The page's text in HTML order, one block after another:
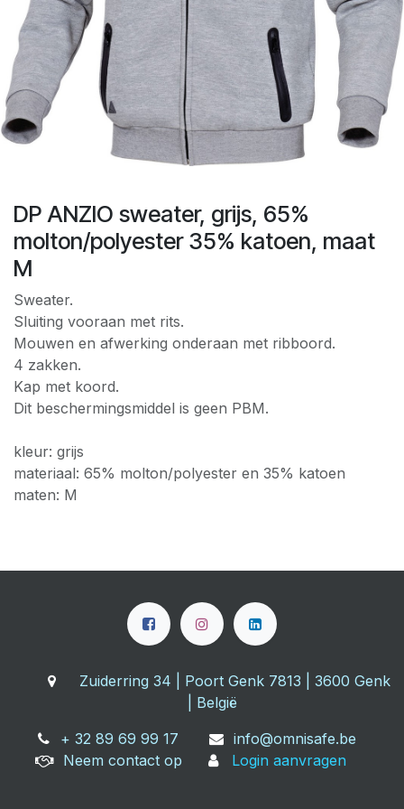
DP ANZIO sweater, grijs, 65%
molton/polyester 35% katoen, maat
M
Sweater.
Sluiting vooraan met rits.
Mouwen en afwerking onderaan met ribboord.
4 zakken.
Kap met koord.
Dit beschermingsmiddel is geen PBM.
kleur: grijs
materiaal: 65% molton/polyester en 35% katoen
maten: M
Zuiderring 34 | Poort Genk 7813 | 3600 Genk
| België
+ 32 89 69 99 17
info@omnisafe.be
Neem contact op
Login aanvragen